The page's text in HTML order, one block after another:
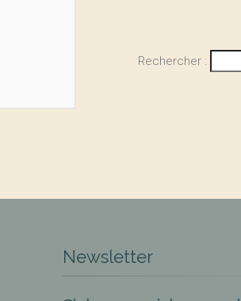
Rechercher :
Newsletter